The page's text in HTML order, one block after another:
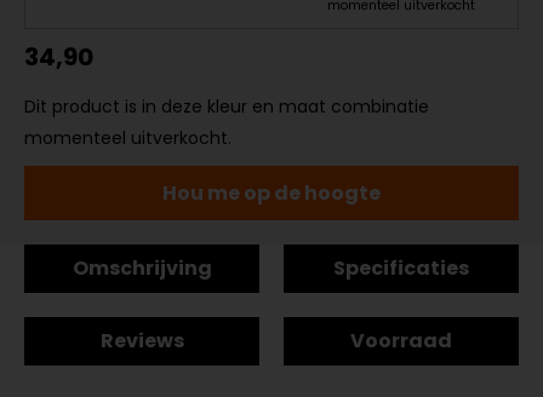
momenteel uitverkocht
34,90
Dit product is in deze kleur en maat combinatie
momenteel uitverkocht.
Hou me op de hoogte
Omschrijving Specificaties
Reviews Voorraad